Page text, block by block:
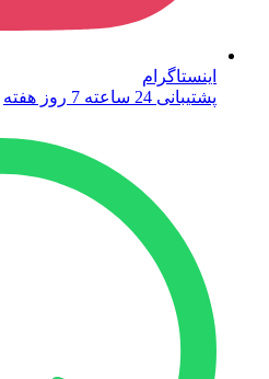
اینستاگرام
پشتیبانی 24 ساعته 7 روز هفته